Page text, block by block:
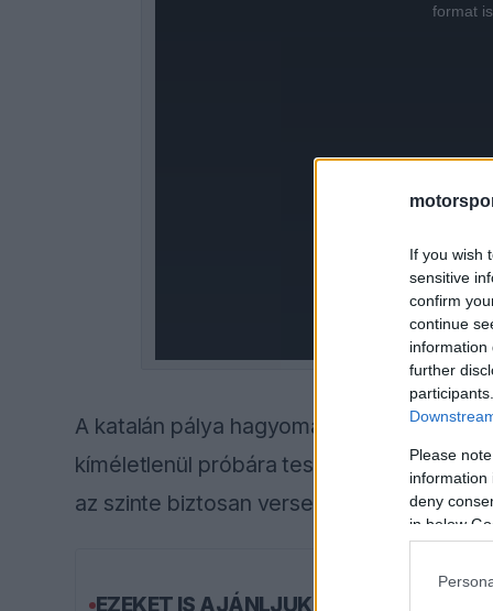
If you wish
sensitive
confirm
continue
information
further
Please
information
deny
in below
format
A katalán pálya hagyományosan a
kíméletlenül próbára teszi az
az szinte biztosan versenyképes lesz a
EZEKET IS AJÁNLJUK